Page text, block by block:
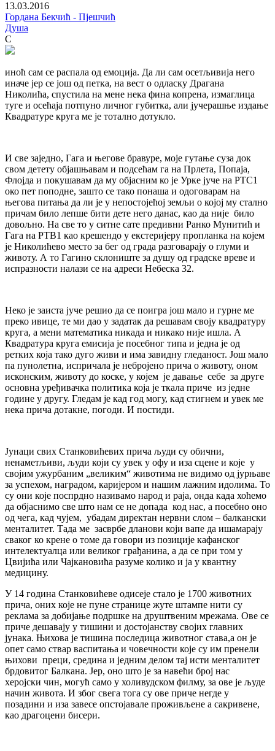
13.03.2016
Гордана Бекчић - Пјешчић
Душа
С
иноћ сам се распала од емоција. Да ли сам осетљивија него
иначе јер се још од петка, на вест о одласку Драгана
Николића, спустила на мене нека фина копрена, измаглица
туге и осећаја потпуно личног губитка, али јучерашње издање
Квадратуре круга ме је тотално дотукло.
И све заједно, Гага и његове бравуре, моје гутање суза док
свом детету објашњавам и подсећам га на Прлета, Попаја,
Флојда и покушавам да му објасним ко је Урке јуче на РТС1
око пет поподне, зашто се тако понаша и одоговарам на
његова питања да ли је у непостојећој земљи о којој му стално
причам било лепше бити дете него данас, као да није било
довољно. На све то у ситне сате предивни Ранко Мунитић и
Гага на РТВ1 као крешендо у екстеријеру пропланка на којем
је Николићево место за бег од града разговарају о глуми и
животу. А то Гагино склониште за душу од градске вреве и
испразности налази се на адреси Небеска 32.
Неко је заиста јуче решио да се поигра још мало и гурне ме
преко ивице, те ми дао у задатак да решавам своју квадратуру
круга, а мени математика никада и никако није ишла. А
Квадратура круга емисија је посебног типа и једна је од
ретких која тако дуго живи и има завидну гледаност. Још мало
па пунолетна, испричала је небројено прича о животу, оном
исконским, животу до коске, у којем је давање себе за друге
основна уређивачка политика која је ткала приче из једне
године у другу. Гледам је кад год могу, кад стигнем и увек ме
нека прича дотакне, погоди. И постиди.
Јунаци свих Станковићевих прича људи су обични,
ненаметљиви, људи који су увек у офу и иза сцене и које у
својим ужурбаним „великим“ животима не видимо од јурњаве
за успехом, наградом, каријером и нашим лажним идолима. То
су они које поспрдно називамо народ и раја, онда када хоћемо
да објаснимо све што нам се не допада код нас, а посебно оно
од чега, кад чујем, убадам директан нервни слом – балкански
менталитет. Тада ме засврбе дланови који вапе да ишамарају
сваког ко крене о томе да говори из позиције кафанског
интелектуалца или великог грађанина, а да се при том у
Цвијића или Чајкановића разуме колико и ја у квантну
медицину.
У 14 година Станковићеве одисеје стало је 1700 животних
прича, оних које не пуне странице жуте штампе нити су
реклама за добијање подршке на друштвеним мрежама. Ове се
приче дешавају у тишини и достојанству својих главних
јунака. Њихова је тишина последица животног става,а он је
опет само ствар васпитања и човечности које су им пренели
њихови преци, средина и једним делом тај исти менталитет
брдовитог Балкана. Јер, оно што је за навећи број нас
херојски чин, могућ само у холивудском филму, за ове је људе
начин живота. И због свега тога су ове приче негде у
позадини и иза завесе опстојавале проживљене а сакривене,
као драгоцени бисери.